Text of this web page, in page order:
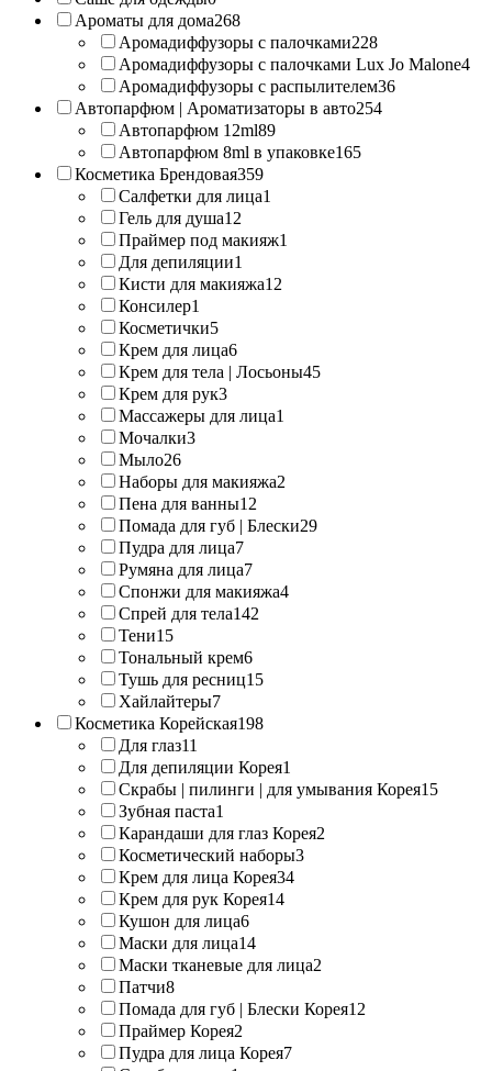
Ароматы для дома268
Аромадиффузоры с палочками228
Аромадиффузоры с палочками Lux Jo Malone4
Аромадиффузоры с распылителем36
Автопарфюм | Ароматизаторы в авто254
Автопарфюм 12ml89
Автопарфюм 8ml в упаковке165
Косметика Брендовая359
Салфетки для лица1
Гель для душа12
Праймер под макияж1
Для депиляции1
Кисти для макияжа12
Консилер1
Косметички5
Крем для лица6
Крем для тела | Лосьоны45
Крем для рук3
Массажеры для лица1
Мочалки3
Мыло26
Наборы для макияжа2
Пена для ванны12
Помада для губ | Блески29
Пудра для лица7
Румяна для лица7
Спонжи для макияжа4
Спрей для тела142
Тени15
Тональный крем6
Тушь для ресниц15
Хайлайтеры7
Косметика Корейская198
Для глаз11
Для депиляции Корея1
Скрабы | пилинги | для умывания Корея15
Зубная паста1
Карандаши для глаз Корея2
Косметический наборы3
Крем для лица Корея34
Крем для рук Корея14
Кушон для лица6
Маски для лица14
Маски тканевые для лица2
Патчи8
Помада для губ | Блески Корея12
Праймер Корея2
Пудра для лица Корея7